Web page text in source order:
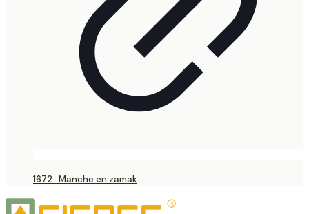
1672 : Manche en zamak